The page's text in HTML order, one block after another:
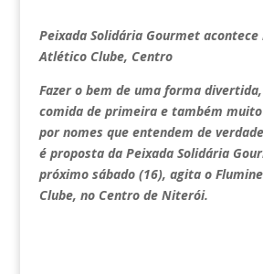
Peixada Solidária Gourmet acontece
Atlético Clube, Centro
Fazer o bem de uma forma
comida de primeira e também
por nomes que entendem de
é proposta da Peixada Solidária
próximo sábado (16), agita o
Clube, no Centro de Niterói.